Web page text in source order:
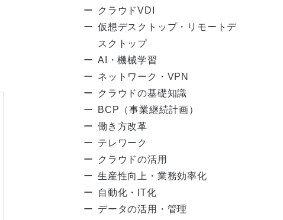
クラウドVDI
仮想デスクトップ・リモートデ
スクトップ
AI・機械学習
ネットワーク・VPN
クラウドの基礎知識
BCP（事業継続計画）
働き方改革
テレワーク
クラウドの活用
生産性向上・業務効率化
自動化・IT化
データの活用・管理